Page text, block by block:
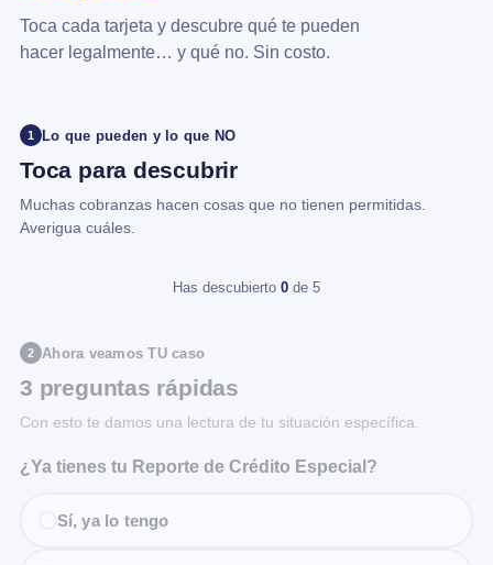
Toca cada tarjeta y descubre qué te pueden
hacer legalmente… y qué no. Sin costo.
1 Lo que pueden y lo que NO
Toca para descubrir
Muchas cobranzas hacen cosas que no tienen permitidas.
Averigua cuáles.
Has descubierto 0 de 5
2 Ahora veamos TU caso
3 preguntas rápidas
Con esto te damos una lectura de tu situación específica.
¿Ya tienes tu Reporte de Crédito Especial?
Sí, ya lo tengo